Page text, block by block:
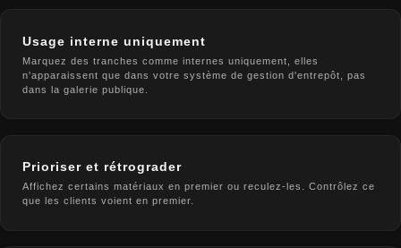
Usage interne uniquement
Marquez des tranches comme internes uniquement, elles
n'apparaissent que dans votre système de gestion d'entrepôt, pas
dans la galerie publique.
Prioriser et rétrograder
Affichez certains matériaux en premier ou reculez-les. Contrôlez ce
que les clients voient en premier.